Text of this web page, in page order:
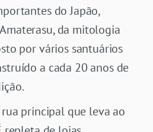
do Japão,
da mitologia
por vários santuários
a cada 20 anos de
rua principal que leva ao